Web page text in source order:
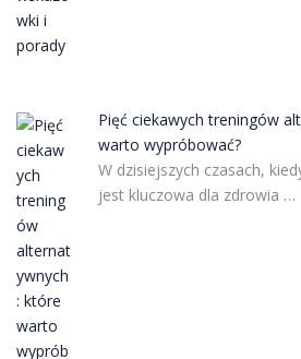
Pięć ciekawych treningów
warto wypróbować?
W dzisiejszych czasach,
jest kluczowa dla zdrowia …